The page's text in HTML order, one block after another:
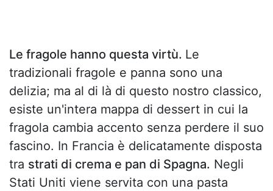
Le fragole hanno questa virtù. Le
tradizionali fragole e panna sono una
delizia; ma al di là di questo nostro classico,
esiste un'intera mappa di dessert in cui la
fragola cambia accento senza perdere il suo
fascino. In Francia è delicatamente disposta
tra strati di crema e pan di Spagna. Negli
Stati Uniti viene servita con una pasta